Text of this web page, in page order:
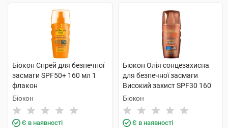
Біокон Спрей для безпечної
засмаги SPF50+ 160 мл 1
флакон
Біокон
Є в наявності
Біокон Олія сонцезахисна
для безпечної засмаги
Високий захист SPF30 160
мл 1 флакон
Біокон
Є в наявності